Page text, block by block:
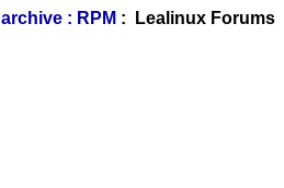
archive : RPM : Lealinux Forums